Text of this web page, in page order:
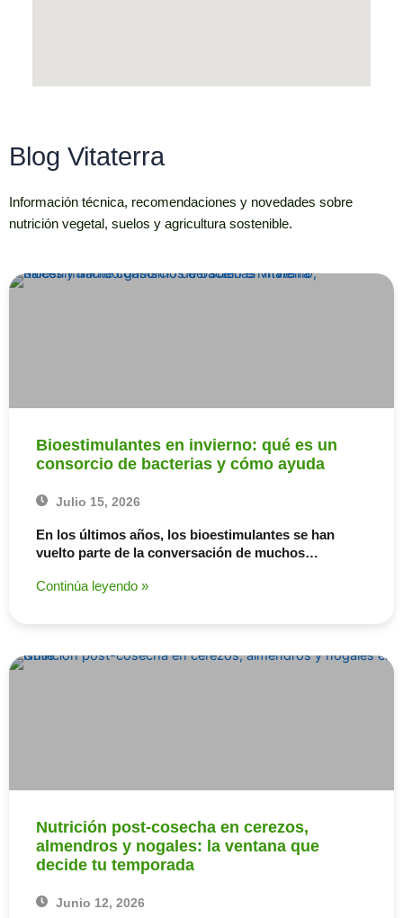
Blog Vitaterra
Información técnica, recomendaciones y novedades sobre
nutrición vegetal, suelos y agricultura sostenible.
Bioestimulantes en invierno: qué es un
consorcio de bacterias y cómo ayuda
Julio 15, 2026
En los últimos años, los bioestimulantes se han
vuelto parte de la conversación de muchos…
Continúa leyendo »
Nutrición post-cosecha en cerezos,
almendros y nogales: la ventana que
decide tu temporada
Junio 12, 2026